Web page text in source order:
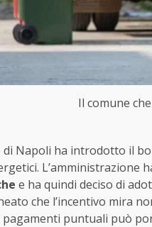
Il comune
di Napoli ha introdotto il
L’amministrazione
e ha quindi deciso di
che l’incentivo mira
pagamenti puntuali può